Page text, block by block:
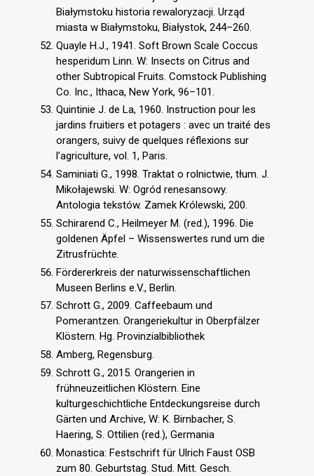
Białymstoku historia rewaloryzacji. Urząd
miasta w Białymstoku, Białystok, 244–260.
Quayle H.J., 1941. Soft Brown Scale Coccus
hesperidum Linn. W: Insects on Citrus and
other Subtropical Fruits. Comstock Publishing
Co. Inc., Ithaca, New York, 96–101.
Quintinie J. de La, 1960. Instruction pour les
jardins fruitiers et potagers : avec un traité des
orangers, suivy de quelques réflexions sur
l’agriculture, vol. 1, Paris.
Saminiati G., 1998. Traktat o rolnictwie, tłum. J.
Mikołajewski. W: Ogród renesansowy.
Antologia tekstów. Zamek Królewski, 200.
Schirarend C., Heilmeyer M. (red.), 1996. Die
goldenen Äpfel – Wissenswertes rund um die
Zitrusfrüchte.
Fördererkreis der naturwissenschaftlichen
Museen Berlins e.V., Berlin.
Schrott G., 2009. Caffeebaum und
Pomerantzen. Orangeriekultur in Oberpfälzer
Klöstern. Hg. Provinzialbibliothek
Amberg, Regensburg.
Schrott G., 2015. Orangerien in
frühneuzeitlichen Klöstern. Eine
kulturgeschichtliche Entdeckungsreise durch
Gärten und Archive, W: K. Birnbacher, S.
Haering, S. Ottilien (red.), Germania
Monastica: Festschrift für Ulrich Faust OSB
zum 80. Geburtstag. Stud. Mitt. Gesch.